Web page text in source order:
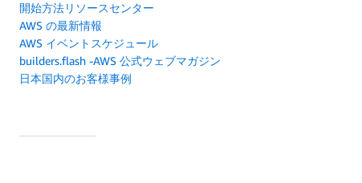
開始方法リソースセンター
AWS の最新情報
AWS イベントスケジュール
builders.flash -AWS 公式ウェブマガジン
日本国内のお客様事例